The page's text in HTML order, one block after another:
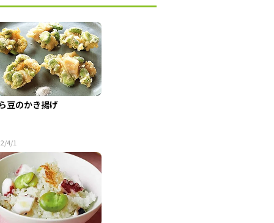
豆のかき揚げ
4/1